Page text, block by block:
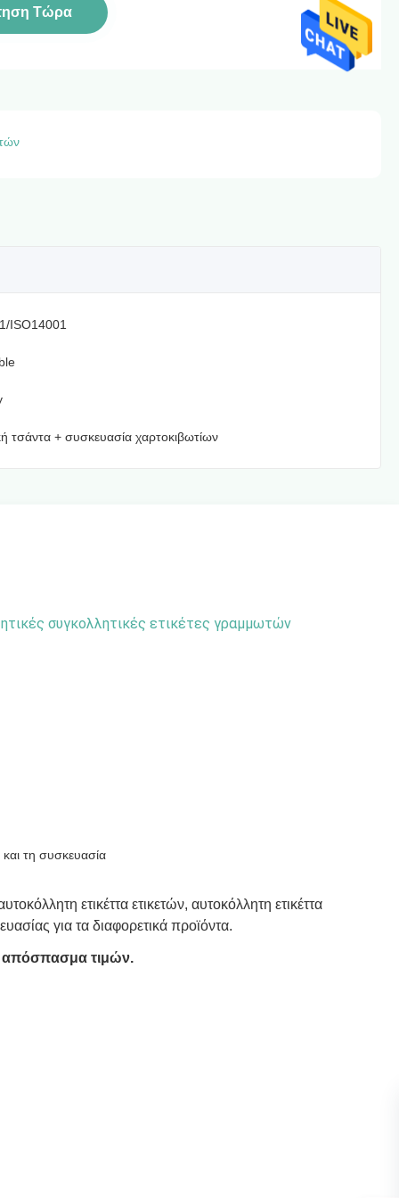
Τώρα
ISO14001
τσάντα + συσκευασία χαρτοκιβωτίων
συγκολλητικές ετικέτες γραμμωτών
τη συσκευασία
ετικέττα ετικετών, αυτοκόλλητη ετικέττα
για τα διαφορετικά προϊόντα.
απόσπασμα τιμών.